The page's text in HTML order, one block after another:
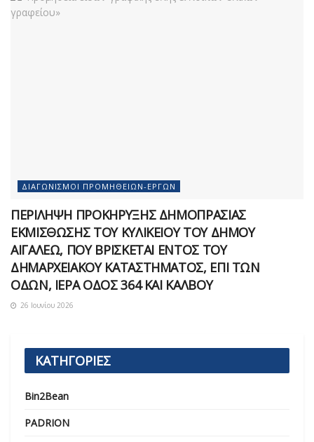
ΔΙΑΓΩΝΙΣΜΟΊ ΠΡΟΜΗΘΕΙΏΝ-ΈΡΓΩΝ
ΠΕΡΙΛΗΨΗ ΠΡΟΚΗΡΥΞΗΣ ΔΗΜΟΠΡΑΣΙΑΣ
ΕΚΜΙΣΘΩΣΗΣ ΤΟΥ ΚΥΛΙΚΕΙΟΥ ΤΟΥ ΔΗΜΟΥ
ΑΙΓΑΛΕΩ, ΠΟΥ ΒΡΙΣΚΕΤΑΙ ΕΝΤΟΣ ΤΟΥ
ΔΗΜΑΡΧEΙΑΚΟΥ ΚΑΤΑΣΤΗΜΑΤΟΣ, ΕΠΙ ΤΩΝ
ΟΔΩΝ, ΙΕΡΑ ΟΔΟΣ 364 ΚΑΙ ΚΑΛΒΟΥ
26 Ιουνίου 2026
ΚΑΤΗΓΟΡΙΕΣ
Bin2Bean
PADRION